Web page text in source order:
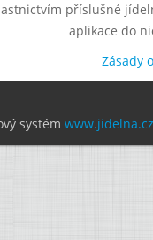
příslušné
aplikace do
Zásady
systém www.jidelna.cz